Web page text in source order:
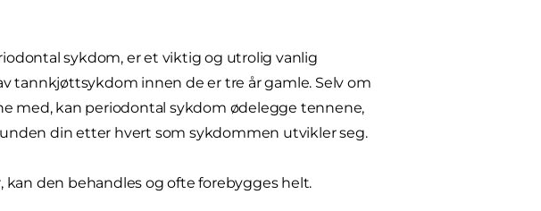
sykdom, er et viktig og utrolig vanlig
tannkjøttsykdom innen de er tre år gamle. Selv om
med, kan periodontal sykdom ødelegge tennene,
din etter hvert som sykdommen utvikler seg.
den behandles og ofte forebygges helt.